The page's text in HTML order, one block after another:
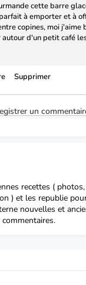
cette barre
à emporter et à
copines, moi j'aime
d'un petit café
Supprimer
un
recettes (
) et les republie
nouvelles et